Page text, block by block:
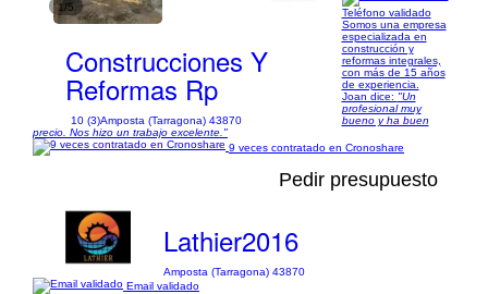
1/5
Construcciones Y
Reformas Rp
10 (3)Amposta (Tarragona) 43870
Teléfono validado
Somos una empresa
especializada en
construcción y
reformas integrales,
con más de 15 años
de experiencia.
Joan dice: "Un
profesional muy
bueno y ha buen
precio. Nos hizo un trabajo excelente."
9 veces contratado en Cronoshare
Pedir presupuesto
Lathier2016
Amposta (Tarragona) 43870
Email validado